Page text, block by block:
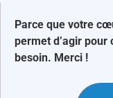
Parce que votre
permet d’agir pour
besoin. Merci !